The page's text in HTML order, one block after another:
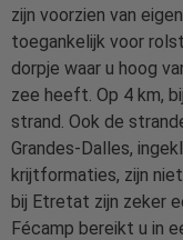
zijn voorzien van
toegankelijk voor
dorpje waar u hoog
zee heeft. Op 4 km,
strand. Ook de
Grandes-Dalles,
krijtformaties, zijn
bij Etretat zijn zeker
Fécamp bereikt u in